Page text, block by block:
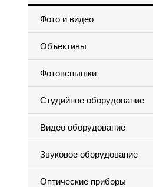
Фото и видео
Объективы
Фотовспышки
Студийное оборудование
Видео оборудование
Звуковое оборудование
Оптические приборы